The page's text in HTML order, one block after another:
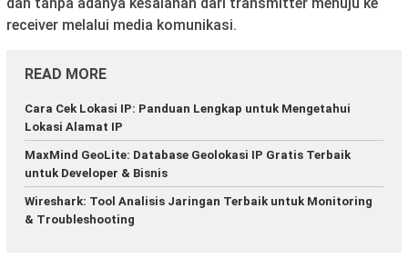
receiver melalui media komunikasi.
READ MORE
Cara Cek Lokasi IP: Panduan Lengkap untuk Mengetahui
Lokasi Alamat IP
MaxMind GeoLite: Database Geolokasi IP Gratis Terbaik
untuk Developer & Bisnis
Wireshark: Tool Analisis Jaringan Terbaik untuk Monitoring
& Troubleshooting